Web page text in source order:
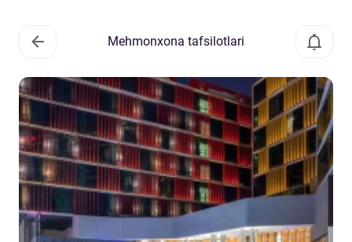
Mehmonxona tafsilotlari